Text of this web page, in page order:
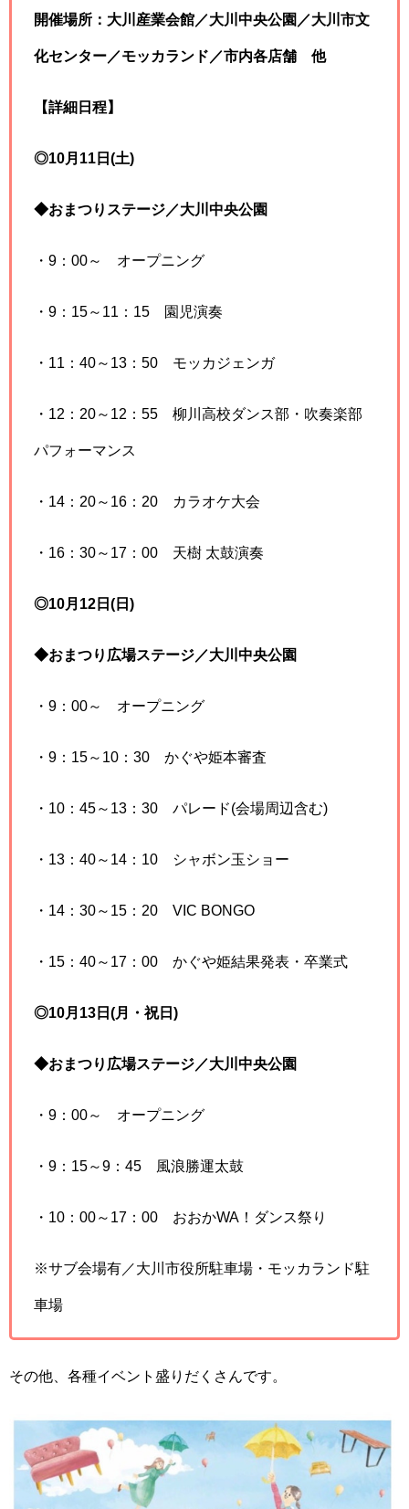
開催場所：大川産業会館／大川中央公園／大川市文
化センター／モッカランド／市内各店舗 他
【詳細日程】
◎10月11日(土)
◆おまつりステージ／大川中央公園
・9：00～ オープニング
・9：15～11：15 園児演奏
・11：40～13：50 モッカジェンガ
・12：20～12：55 柳川高校ダンス部・吹奏楽部
パフォーマンス
・14：20～16：20 カラオケ大会
・16：30～17：00 天樹 太鼓演奏
◎10月12日(日)
◆おまつり広場ステージ／大川中央公園
・9：00～ オープニング
・9：15～10：30 かぐや姫本審査
・10：45～13：30 パレード(会場周辺含む)
・13：40～14：10 シャボン玉ショー
・14：30～15：20 VIC BONGO
・15：40～17：00 かぐや姫結果発表・卒業式
◎10月13日(月・祝日)
◆おまつり広場ステージ／大川中央公園
・9：00～ オープニング
・9：15～9：45 風浪勝運太鼓
・10：00～17：00 おおかWA！ダンス祭り
※サブ会場有／大川市役所駐車場・モッカランド駐
車場
その他、各種イベント盛りだくさんです。